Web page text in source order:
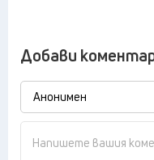
Добави